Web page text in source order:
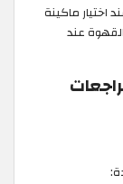
ماكينة
عند